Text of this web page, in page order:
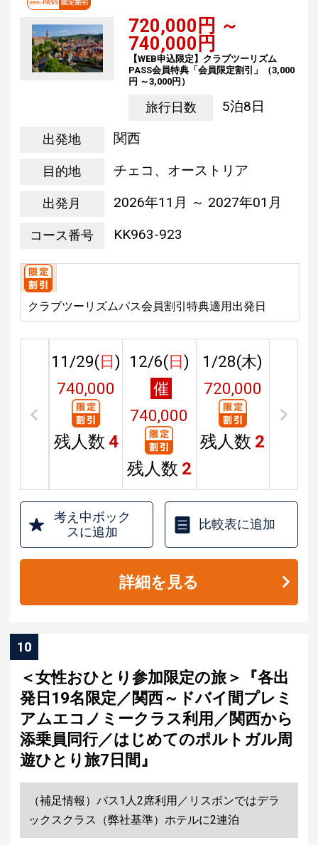
720,000円 ～
740,000円
【WEB申込限定】クラブツーリズム
PASS会員特典「会員限定割引」（3,000
円 ～3,000円）
旅行日数 5泊8日
出発地 関西
目的地 チェコ、オーストリア
出発月 2026年11月 ～ 2027年01月
コース番号 KK963-923
クラブツーリズムパス会員割引特典適用出発日
11/29(日)
740,000
円
残人数 4
12/6(日)
催
740,000
円
残人数 2
1/28(木)
720,000
円
残人数 2
考え中ボック
スに追加
比較表に追加
詳細を見る
10
＜女性おひとり参加限定の旅＞『各出
発日19名限定／関西～ドバイ間プレミ
アムエコノミークラス利用／関西から
添乗員同行／はじめてのポルトガル周
遊ひとり旅7日間』
（補足情報）バス1人2席利用／リスボンではデラ
ックスクラス（弊社基準）ホテルに2連泊